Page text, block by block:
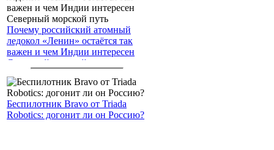
Почему российский атомный
ледокол «Ленин» остаётся так
важен и чем Индии интересен
Северный морской путь
Беспилотник Bravo от Triada
Robotics: догонит ли он Россию?